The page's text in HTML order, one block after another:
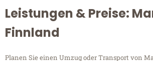
Leistungen & Preise:
Finnland
Planen Sie einen Umzug oder Transport von